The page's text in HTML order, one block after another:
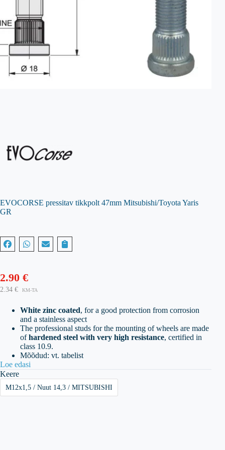
EVOCORSE pressitav tikkpolt 47mm Mitsubishi/Toyota Yaris
GR
2.90 €
2.34 € KM-TA
White zinc coated, for a good protection from corrosion
and a stainless aspect
The professional studs for the mounting of wheels are made
ofhardened steel with very high resistance, certified in
class 10.9.
Mõõdud: vt. tabelist
Loe edasi
Keere
M12x1,5 / Nuut 14,3 / MITSUBISHI